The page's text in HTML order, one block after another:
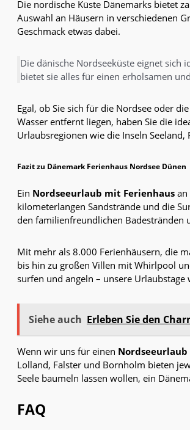
Die nordische Küste Dänemarks bietet
Auswahl an Häusern in verschiedenen
Geschmack etwas dabei.
Die dänische Nordseeküste eignet
bietet sie alles für einen erholsamen
Egal, ob Sie sich für die Nordsee oder
Wasser entfernt liegen, haben Sie die
Urlaubsregionen wie die Inseln
Fazit zu Dänemark Ferienhaus Nordsee Dünen
Ein Nordseeurlaub mit Ferienhaus an
kilometerlangen Sandstrände und die
den familienfreundlichen Badestränden
Mit mehr als 8.000 Ferienhäusern, die
bis hin zu großen Villen mit Whirlpool
surfen und angeln – unsere
Siehe auch Erleben Sie den
Wenn wir uns für einen
Lolland, Falster und Bornholm bieten
Seele baumeln lassen wollen, ein
FAQ